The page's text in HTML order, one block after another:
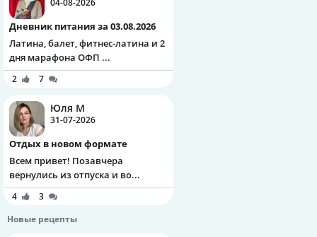
04-08-2026
Дневник питания за 03.08.2026
Латина, балет, фитнес-латина и 2
дня марафона ОФП ...
2 7
Юля М
31-07-2026
Отдых в новом формате
Всем привет! Позавчера
вернулись из отпуска и во...
4
3
Новые рецепты